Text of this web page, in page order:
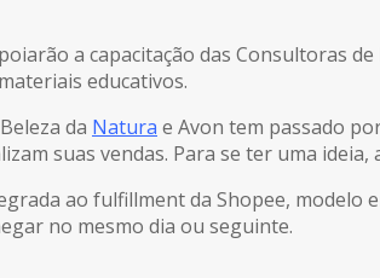
a capacitação das Consultoras
educativos.
da Natura e Avon tem passado
suas vendas. Para se ter uma
ao fulfillment da Shopee,
no mesmo dia ou seguinte.